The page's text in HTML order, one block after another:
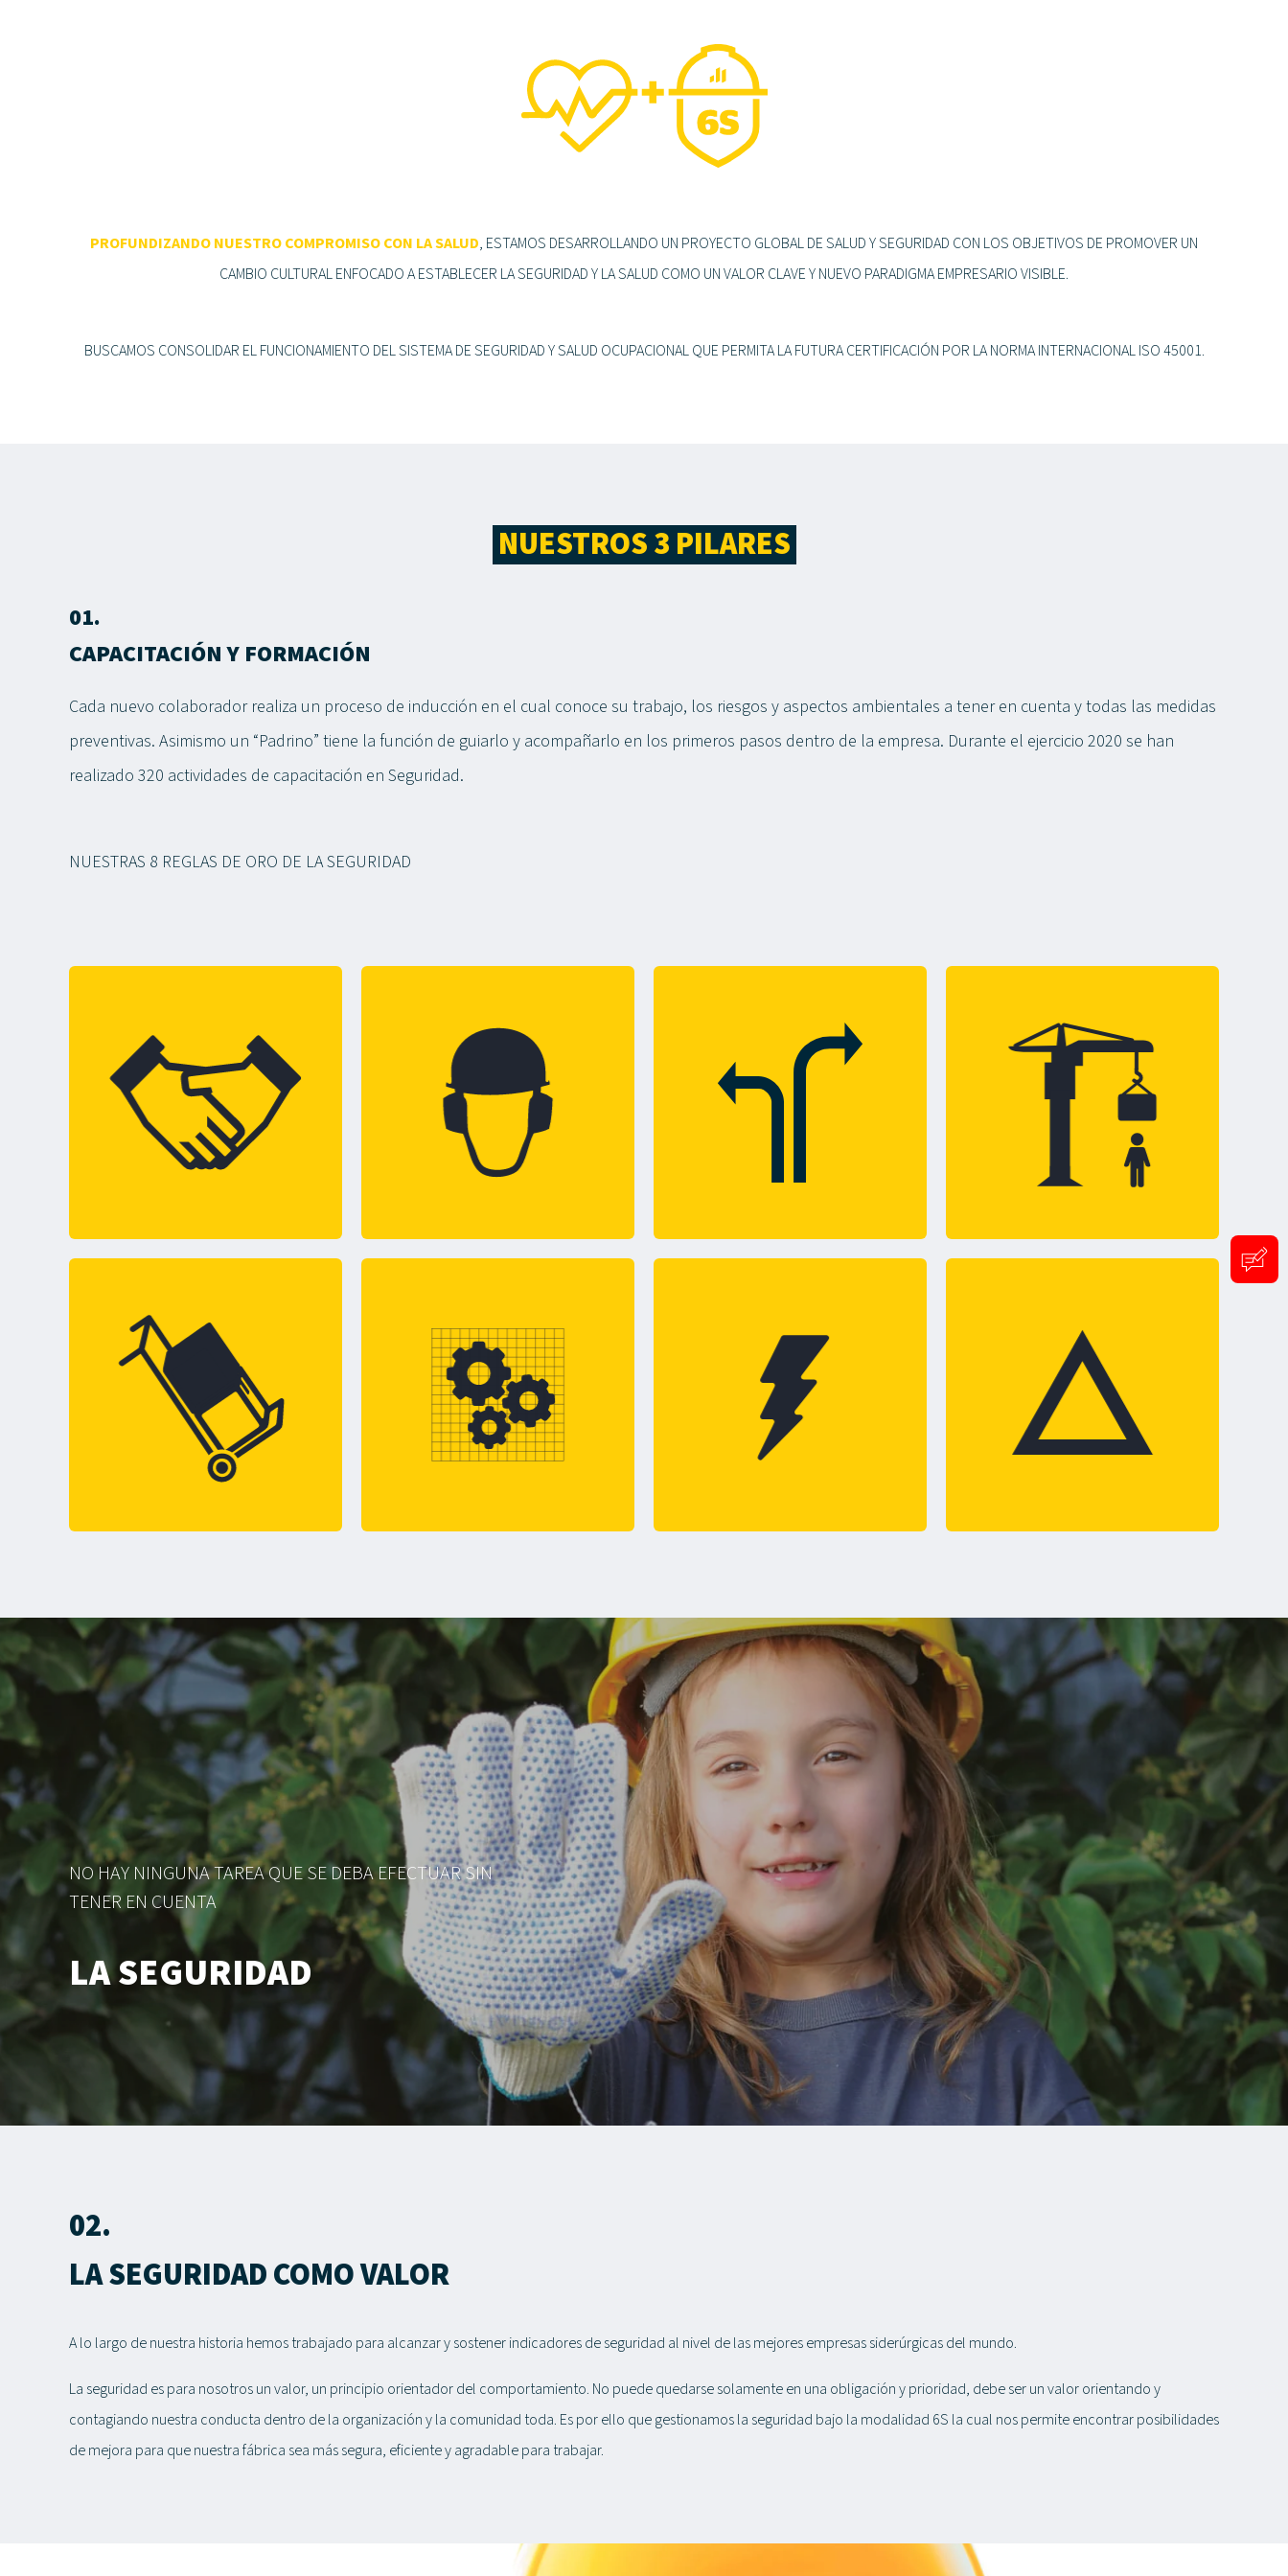
PROFUNDIZANDO NUESTRO COMPROMISO CON LA SALUD, ESTAMOS DESARROLLANDO UN PROYECTO GLOBAL DE SALUD Y SEGURIDAD CON LOS OBJETIVOS DE PROMOVER UN
CAMBIO CULTURAL ENFOCADO A ESTABLECER LA SEGURIDAD Y LA SALUD COMO UN VALOR CLAVE Y NUEVO PARADIGMA EMPRESARIO VISIBLE.
BUSCAMOS CONSOLIDAR EL FUNCIONAMIENTO DEL SISTEMA DE SEGURIDAD Y SALUD OCUPACIONAL QUE PERMITA LA FUTURA CERTIFICACIÓN POR LA NORMA INTERNACIONAL ISO 45001.
NUESTROS 3 PILARES
01.
CAPACITACIÓN Y FORMACIÓN
Cada nuevo colaborador realiza un proceso de inducción en el cual conoce su trabajo, los riesgos y aspectos ambientales a tener en cuenta y todas las medidas
preventivas. Asimismo un “Padrino” tiene la función de guiarlo y acompañarlo en los primeros pasos dentro de la empresa. Durante el ejercicio 2020 se han
realizado 320 actividades de capacitación en Seguridad.
NUESTRAS 8 REGLAS DE ORO DE LA SEGURIDAD
NO REMOVER PROTECCIONES
DE MÁQUINAS O
NO REALICES TRABAJOS DE
MANTENIMIENTO MIENTRAS LOS
EQUIPOS ESTAN FUNCIONANDO
NO HAY NINGUNA TAREA QUE SE DEBA EFECTUAR SIN
TENER EN CUENTA
LA SEGURIDAD
02.
LA SEGURIDAD COMO VALOR
A lo largo de nuestra historia hemos trabajado para alcanzar y sostener indicadores de seguridad al nivel de las mejores empresas siderúrgicas del mundo.
La seguridad es para nosotros un valor, un principio orientador del comportamiento. No puede quedarse solamente en una obligación y prioridad, debe ser un valor orientando y
contagiando nuestra conducta dentro de la organización y la comunidad toda. Es por ello que gestionamos la seguridad bajo la modalidad 6S la cual nos permite encontrar posibilidades
de mejora para que nuestra fábrica sea más segura, eficiente y agradable para trabajar.